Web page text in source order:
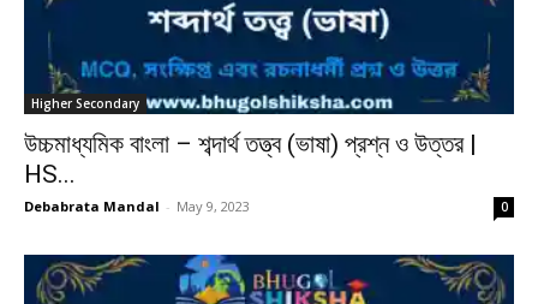
Higher Secondary
উচ্চমাধ্যমিক বাংলা – শব্দার্থ তত্ত্ব (ভাষা) প্রশ্ন ও উত্তর |
HS...
Debabrata Mandal - May 9, 2023 0